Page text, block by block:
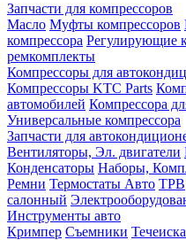
Запчасти для компрессоров
Масло Муфты компрессоров
компрессора Регулирующие
ремкомплекты
Компрессоры для
Компрессоры KTC Parts
автомобилей Компрессора
Универсальные компрессора
Запчасти для
Вентиляторы, Эл. двигатели
Конденсаторы Наборы,
Ремни Термостаты Авто ТРВ
салонный
Инструменты авто
Кримпер Съемники